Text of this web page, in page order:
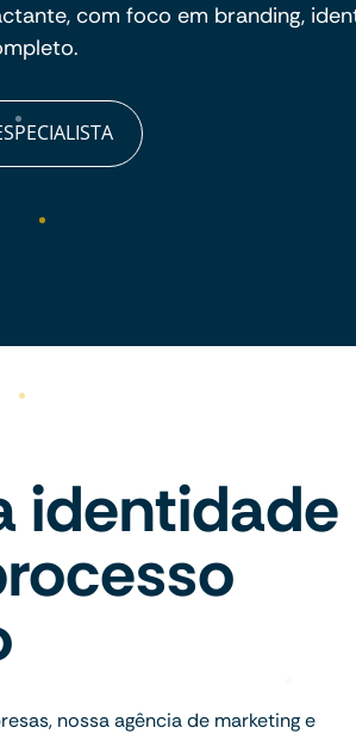
com foco em branding,
identidade
nossa agência de marketing e